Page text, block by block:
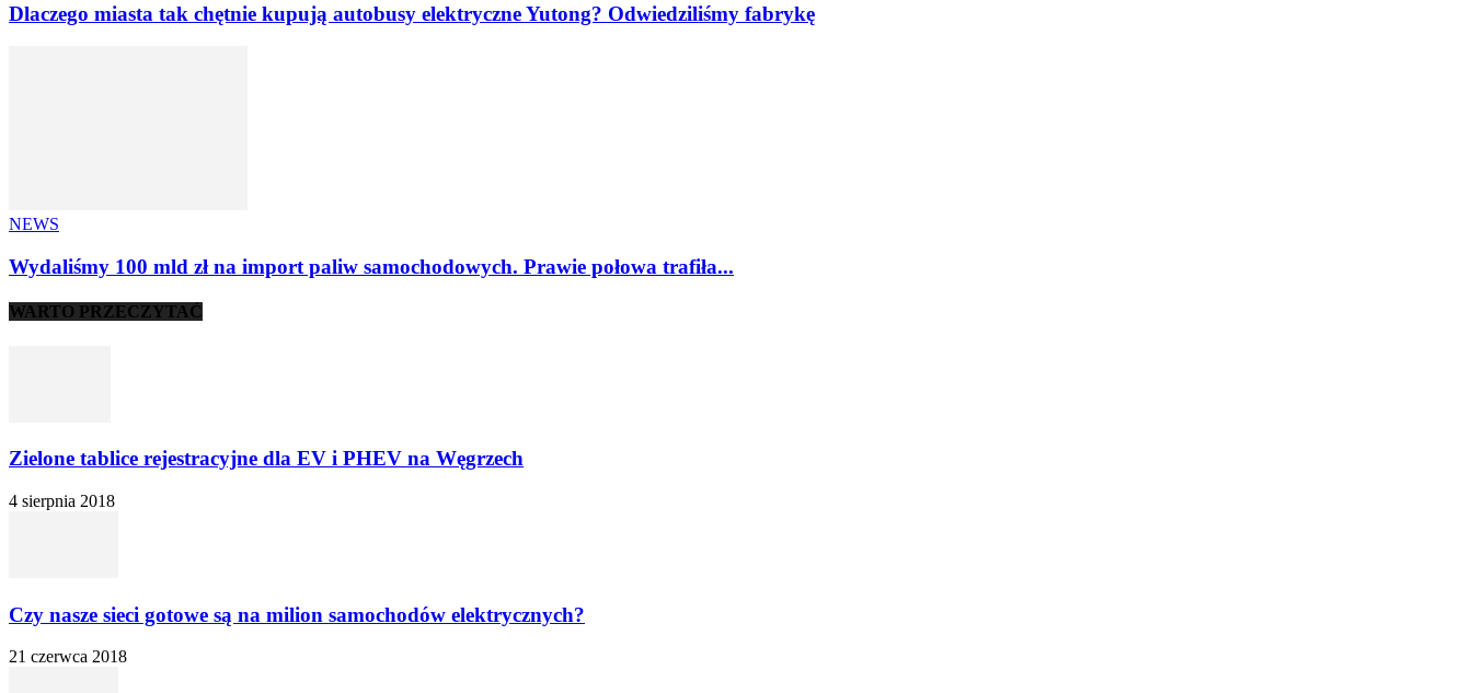
Dlaczego miasta tak chętnie kupują autobusy elektryczne Yutong? Odwiedziliśmy fabrykę
NEWS
Wydaliśmy 100 mld zł na import paliw samochodowych. Prawie połowa trafiła...
WARTO PRZECZYTAĆ
Zielone tablice rejestracyjne dla EV i PHEV na Węgrzech
4 sierpnia 2018
Czy nasze sieci gotowe są na milion samochodów elektrycznych?
21 czerwca 2018